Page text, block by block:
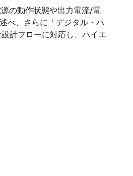
の動作状態や出力電流/電
べ、さらに「デジタル・ハ
計フローに対応し、ハイエ